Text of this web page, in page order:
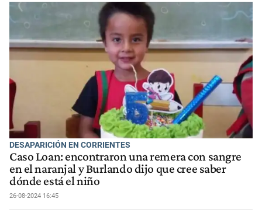
DESAPARICIÓN EN CORRIENTES
Caso Loan: encontraron una remera con sangre
en el naranjal y Burlando dijo que cree saber
dónde está el niño
26-08-2024 16:45